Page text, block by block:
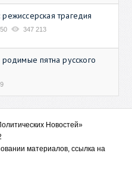
трагедия
347 213
пятна русского
Новостей»
материалов, ссылка на